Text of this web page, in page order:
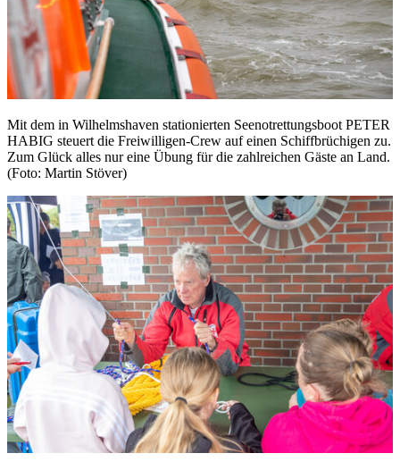
Mit dem in Wilhelmshaven stationierten Seenotrettungsboot PETER
HABIG steuert die Freiwilligen-Crew auf einen Schiffbrüchigen zu.
Zum Glück alles nur eine Übung für die zahlreichen Gäste an Land.
(Foto: Martin Stöver)